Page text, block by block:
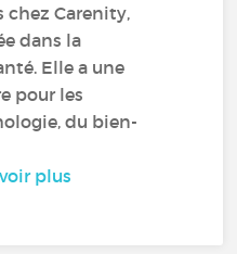
chez Carenity,
dans la
Elle a une
pour les
du bien-
plus